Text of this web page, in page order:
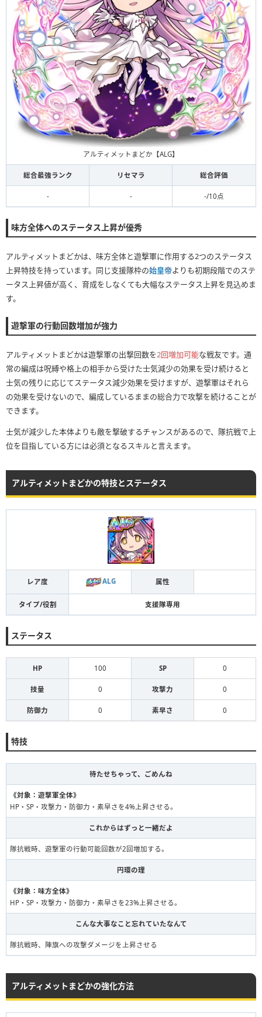
アルティメットまどか【ALG】
総合最強ランク リセマラ 総合評価
- - -/10点
味方全体へのステータス上昇が優秀
アルティメットまどかは、味方全体と遊撃軍に作用する2つのステータス
上昇特技を持っています。同じ支援隊枠の始皇帝よりも初期段階でのステ
ータス上昇値が高く、育成をしなくても大幅なステータス上昇を見込めま
す。
遊撃軍の行動回数増加が強力
アルティメットまどかは遊撃軍の出撃回数を2回増加可能な戦友です。通
常の編成は呪縛や格上の相手から受けた士気減少の効果を受け続けると
士気の残りに応じてステータス減少効果を受けますが、遊撃軍はそれら
の効果を受けないので、編成しているままの総合力で攻撃を続けることが
できます。
士気が減少した本体よりも敵を撃破するチャンスがあるので、隊抗戦で上
位を目指している方には必須となるスキルと言えます。
アルティメットまどかの特技とステータス
レア度 ALG 属性
タイプ/役割 支援隊専用
ステータス
HP 100 SP 0
技量 0 攻撃力 0
防御力 0 素早さ 0
特技
待たせちゃって、ごめんね
《対象：遊撃軍全体》
HP・SP・攻撃力・防御力・素早さを4%上昇させる。
これからはずっと一緒だよ
隊抗戦時、遊撃軍の行動可能回数が2回増加する。
円環の理
《対象：味方全体》
HP・SP・攻撃力・防御力・素早さを23%上昇させる。
こんな大事なこと忘れていたなんて
隊抗戦時、陣旗への攻撃ダメージを上昇させる
アルティメットまどかの強化方法